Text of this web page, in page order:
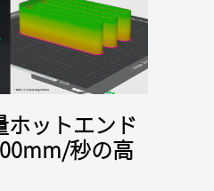
ホットエンド
秒の高